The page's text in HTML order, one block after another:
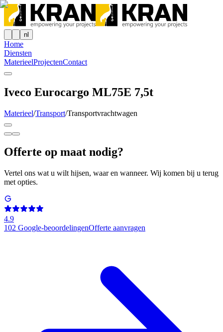
nl
Home
Diensten
MaterieelProjectenContact
Iveco Eurocargo ML75E 7,5t
Materieel/Transport/Transportvrachtwagen
Offerte op maat nodig?
Vertel ons wat u wilt hijsen, waar en wanneer. Wij komen bij u terug
met opties.
4.9
102 Google-beoordelingenOfferte aanvragen